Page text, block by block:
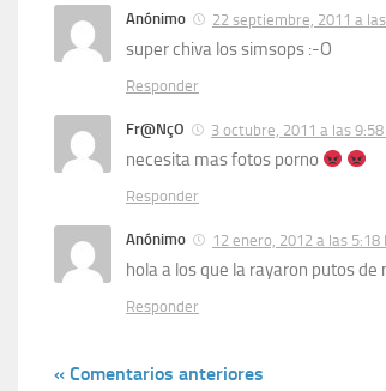
Anónimo 22 septiembre, 2011 a
super chiva los simsops :-O
Responder
Fr@NçO 3 octubre, 2011 a las 9:58
necesita mas fotos porno
Responder
Anónimo 12 enero, 2012 a las 5:18
hola a los que la rayaron putos
Responder
« Comentarios anteriores